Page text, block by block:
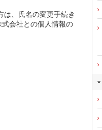
は、氏名の変更手続き
会社との個人情報の